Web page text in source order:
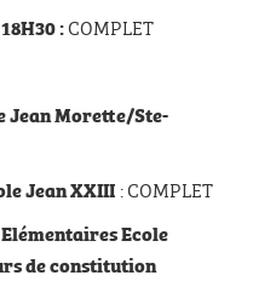
:COMPLET
Jean Morette/Ste-
Jean XXIII :COMPLET
Ecole
de constitution